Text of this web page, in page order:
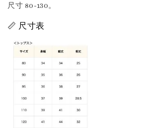
尺寸 80-130。
📏 尺寸表